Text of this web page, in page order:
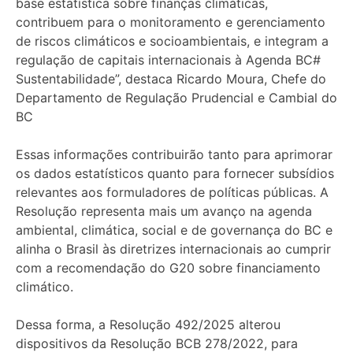
base estatística sobre finanças climáticas,
contribuem para o monitoramento e gerenciamento
de riscos climáticos e socioambientais, e integram a
regulação de capitais internacionais à Agenda BC#
Sustentabilidade”, destaca Ricardo Moura, Chefe do
Departamento de Regulação Prudencial e Cambial do
BC
Essas informações contribuirão tanto para aprimorar
os dados estatísticos quanto para fornecer subsídios
relevantes aos formuladores de políticas públicas. A
Resolução representa mais um avanço na agenda
ambiental, climática, social e de governança do BC e
alinha o Brasil às diretrizes internacionais ao cumprir
com a recomendação do G20 sobre financiamento
climático.
Dessa forma, a Resolução 492/2025 alterou
dispositivos da Resolução BCB 278/2022, para